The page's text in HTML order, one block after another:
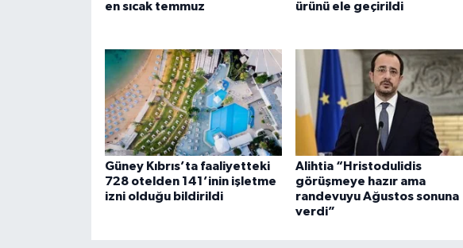
en sıcak temmuz
ürünü ele geçirildi
Güney Kıbrıs’ta faaliyetteki
728 otelden 141’inin işletme
izni olduğu bildirildi
Alihtia “Hristodulidis
görüşmeye hazır ama
randevuyu Ağustos sonuna
verdi”